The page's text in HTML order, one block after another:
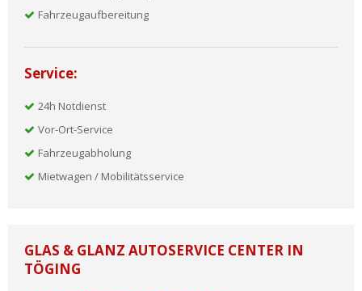
Fahrzeugaufbereitung
Service:
24h Notdienst
Vor-Ort-Service
Fahrzeugabholung
Mietwagen / Mobilitätsservice
GLAS & GLANZ AUTOSERVICE CENTER IN
TÖGING